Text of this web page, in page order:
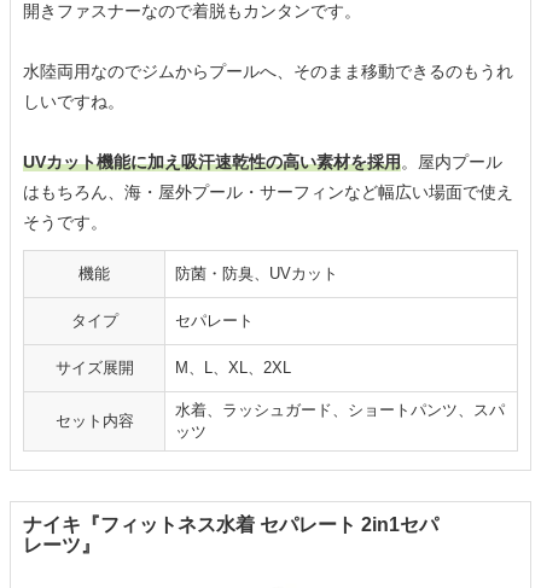
開きファスナーなので着脱もカンタンです。
水陸両用なのでジムからプールへ、そのまま移動できるのもうれ
しいですね。
UVカット機能に加え吸汗速乾性の高い素材を採用。屋内プール
はもちろん、海・屋外プール・サーフィンなど幅広い場面で使え
そうです。
機能 防菌・防臭、UVカット
タイプ セパレート
サイズ展開 M、L、XL、2XL
セット内容
水着、ラッシュガード、ショートパンツ、スパ
ッツ
ナイキ『フィットネス水着 セパレート 2in1セパ
レーツ』